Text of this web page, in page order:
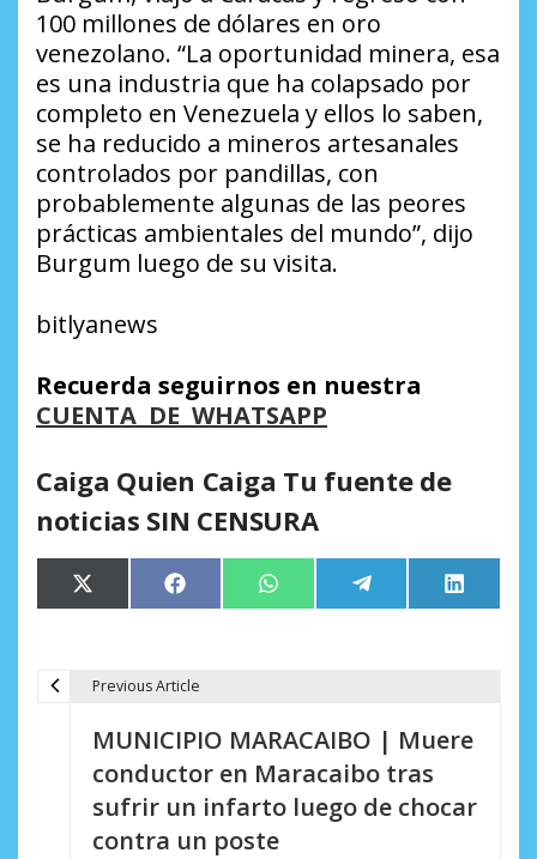
100 millones de dólares en oro
venezolano. “La oportunidad minera, esa
es una industria que ha colapsado por
completo en Venezuela y ellos lo saben,
se ha reducido a mineros artesanales
controlados por pandillas, con
probablemente algunas de las peores
prácticas ambientales del mundo”, dijo
Burgum luego de su visita.
bitlyanews
Recuerda seguirnos en nuestra
CUENTA DE WHATSAPP
Caiga Quien Caiga Tu fuente de
noticias SIN CENSURA
Compartir
en
X
(Twitter)
Compartir
en
Facebook Compartir
en
WhatsApp Compartir
en
Telegram
en
LinkedIn
Previous Article
MUNICIPIO MARACAIBO | Muere
conductor en Maracaibo tras
sufrir un infarto luego de chocar
contra un poste